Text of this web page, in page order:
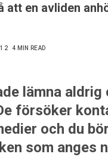
att en avliden
4 MIN READ
lämna aldrig
försöker
och du
som anges